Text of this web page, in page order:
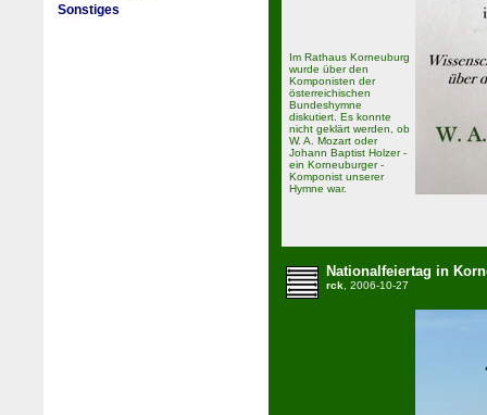
Sonstiges
Im Rathaus Korneuburg
wurde über den
Komponisten der
österreichischen
Bundeshymne
diskutiert. Es konnte
nicht geklärt werden, ob
W. A. Mozart oder
Johann Baptist Holzer -
ein Korneuburger -
Komponist unserer
Hymne war.
Nationalfeiertag in
rck, 2006-10-27